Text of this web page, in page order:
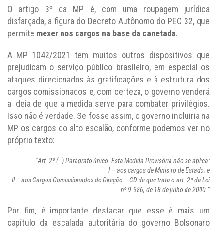
O artigo 3º da MP é, com uma roupagem jurídica
disfarçada, a figura do Decreto Autônomo do PEC 32, que
permite mexer nos cargos na base da canetada.
A MP 1042/2021 tem muitos outros dispositivos que
prejudicam o serviço público brasileiro, em especial os
ataques direcionados às gratificações e à estrutura dos
cargos comissionados e, com certeza, o governo venderá
a ideia de que a medida serve para combater privilégios.
Isso não é verdade. Se fosse assim, o governo incluiria na
MP os cargos do alto escalão, conforme podemos ver no
próprio texto:
“Art. 2º (…) Parágrafo único. Esta Medida Provisória não se aplica:
I – aos cargos de Ministro de Estado; e
II – aos Cargos Comissionados de Direção – CD de que trata o art. 2º da Lei
nº 9.986, de 18 de julho de 2000.”
Por fim, é importante destacar que esse é mais um
capítulo da escalada autoritária do governo Bolsonaro